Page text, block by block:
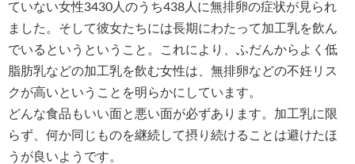
ていない女性3430人のうち438人に無排卵の症状が見られ
ました。そして彼女たちには長期にわたって加工乳を飲ん
でいるというということ。これにより、ふだんからよく低
脂肪乳などの加工乳を飲む女性は、無排卵などの不妊リス
クが高いということを明らかにしています。
どんな食品もいい面と悪い面が必ずあります。加工乳に限
らず、何か同じものを継続して摂り続けることは避けたほ
うが良いようです。